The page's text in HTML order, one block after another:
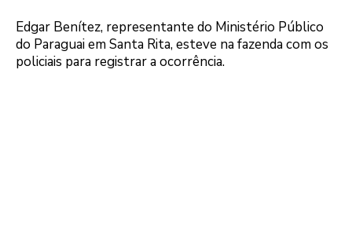
Edgar Benítez, representante do Ministério Público
do Paraguai em Santa Rita, esteve na fazenda com os
policiais para registrar a ocorrência.